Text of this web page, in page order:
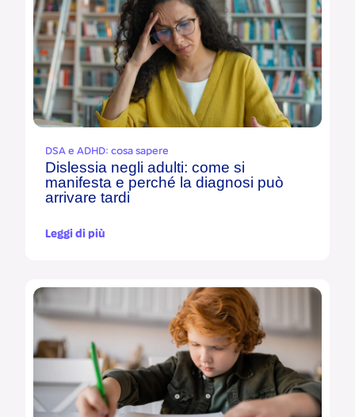
DSA e ADHD: cosa sapere
Dislessia negli adulti: come si
manifesta e perché la diagnosi può
arrivare tardi
Leggi di più